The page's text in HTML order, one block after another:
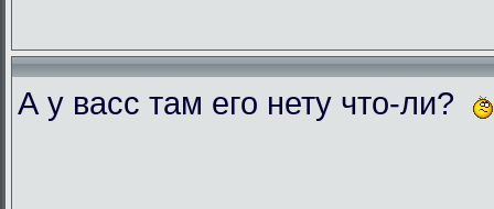
А у васс там его нету что-ли?